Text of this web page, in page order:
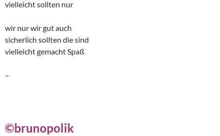
vielleicht sollten nur
wir nur wir gut auch
sicherlich sollten die sind
vielleicht gemacht Spaß
–
©brunopolik